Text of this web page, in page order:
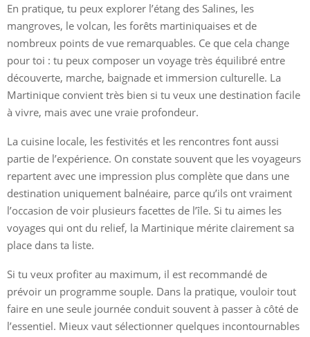
En pratique, tu peux explorer l’étang des Salines, les
mangroves, le volcan, les forêts martiniquaises et de
nombreux points de vue remarquables. Ce que cela change
pour toi : tu peux composer un voyage très équilibré entre
découverte, marche, baignade et immersion culturelle. La
Martinique convient très bien si tu veux une destination facile
à vivre, mais avec une vraie profondeur.
La cuisine locale, les festivités et les rencontres font aussi
partie de l’expérience. On constate souvent que les voyageurs
repartent avec une impression plus complète que dans une
destination uniquement balnéaire, parce qu’ils ont vraiment
l’occasion de voir plusieurs facettes de l’île. Si tu aimes les
voyages qui ont du relief, la Martinique mérite clairement sa
place dans ta liste.
Si tu veux profiter au maximum, il est recommandé de
prévoir un programme souple. Dans la pratique, vouloir tout
faire en une seule journée conduit souvent à passer à côté de
l’essentiel. Mieux vaut sélectionner quelques incontournables